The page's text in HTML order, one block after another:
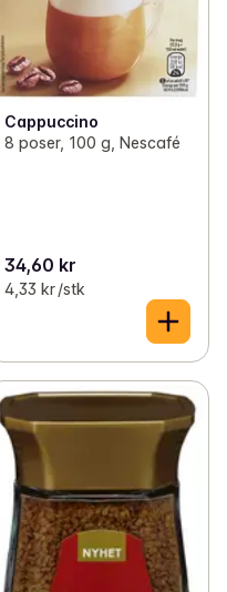
Cappuccino
8 poser, 100 g, Nescafé
34,60 kr
4,33 kr /stk